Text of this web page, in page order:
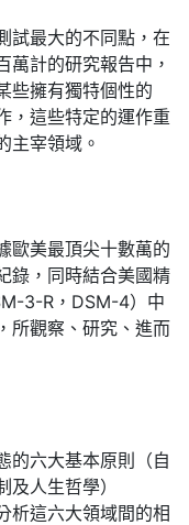
試最大的不同點，在
萬計的研究報告中，
些擁有獨特個性的
，這些特定的運作重
主宰領域。
歐美最頂尖十數萬的
錄，同時結合美國精
3-R，DSM-4）中
所觀察、研究、進而
的六大基本原則（自
人生哲學）
析這六大領域間的相